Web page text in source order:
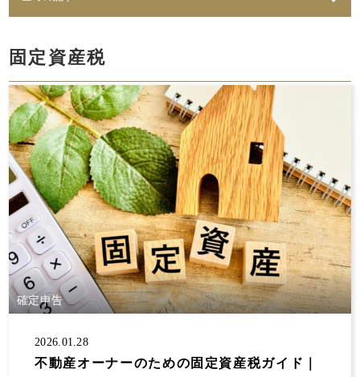
倒壊リスク
セミナー動画配信
家賃対応 水漏れ
費用
AI賃料査定レポート
ペット 修理費
統計調査レポート
人気設備 騒音
時効
レポート
スマサテ 管理委託
契約違反
確定申告不要
確定申告
セミナー開催
手数料
立ち退き 節税
法人化
家賃収入
相場 強制執行
確定申告書類
大規模修繕
消費税 保険
自主管理
サラリーマン
事業継承 夜逃げ
東京ルール
節税対策
確定申告していない
大家の会
家賃
固定資産税
確定申告
2026.01.28
不動産オーナーのための固定資産税ガイド｜